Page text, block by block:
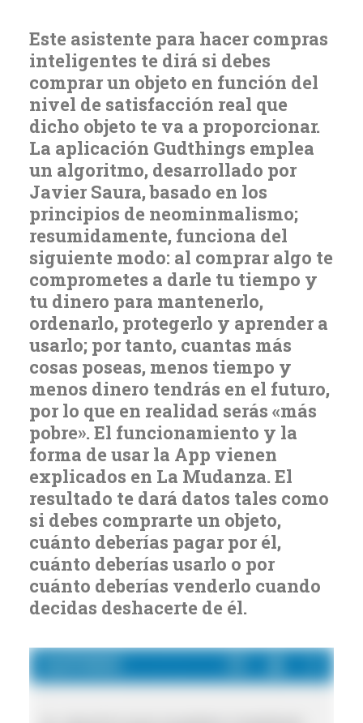
Este asistente para hacer compras
inteligentes te dirá si debes
comprar un objeto en función del
nivel de satisfacción real que
dicho objeto te va a proporcionar.
La aplicación Gudthings emplea
un algoritmo, desarrollado por
Javier Saura, basado en los
principios de neominmalismo;
resumidamente, funciona del
siguiente modo: al comprar algo te
comprometes a darle tu tiempo y
tu dinero para mantenerlo,
ordenarlo, protegerlo y aprender a
usarlo; por tanto, cuantas más
cosas poseas, menos tiempo y
menos dinero tendrás en el futuro,
por lo que en realidad serás «más
pobre». El funcionamiento y la
forma de usar la App vienen
explicados en La Mudanza. El
resultado te dará datos tales como
si debes comprarte un objeto,
cuánto deberías pagar por él,
cuánto deberías usarlo o por
cuánto deberías venderlo cuando
decidas deshacerte de él.